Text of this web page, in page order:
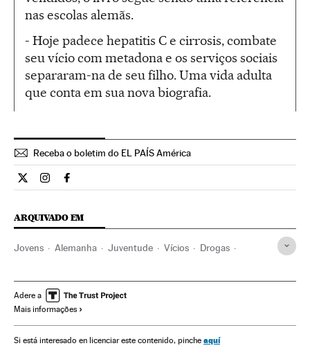
nas escolas alemãs.
- Hoje padece hepatitis C e cirrosis, combate
seu vício com metadona e os serviços sociais
separaram-na de seu filho. Uma vida adulta
que conta em sua nova biografia.
Receba o boletim do EL PAÍS América
Cultura El País Brasil en Twitter
Cultura El País Brasil en Instagram
Cultura El País Brasil en Facebook
ARQUIVADO EM
Jovens Alemanha Juventude Vícios Drogas
Medicina Cultura Saúde
Revista Sábado
Adere a
Mais informações
Si está interesado en licenciar este contenido, pinche aquí